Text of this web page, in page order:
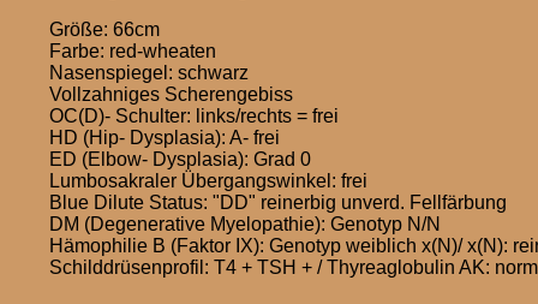
Größe: 66cm
Farbe: red-wheaten
Nasenspiegel: schwarz
Vollzahniges Scherengebiss
OC(D)- Schulter: links/rechts = frei
HD (Hip- Dysplasia): A- frei
ED (Elbow- Dysplasia): Grad 0
Lumbosakraler Übergangswinkel: frei
Blue Dilute Status: "DD" reinerbig unverd. Fellfärbung
DM (Degenerative Myelopathie): Genotyp N/N
Hämophilie B (Faktor IX): Genotyp weiblich x(N)/ x(N):
Schilddrüsenprofil: T4 + TSH + / Thyreaglobulin AK: